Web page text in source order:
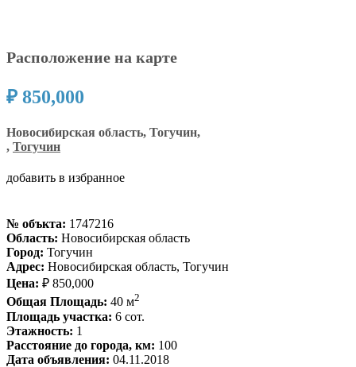
Расположение на карте
₽ 850,000
Новосибирская область, Тогучин,
, Тогучин
добавить в избранное
№ объкта: 1747216
Область: Новосибирская область
Город: Тогучин
Адрес: Новосибирская область, Тогучин
Цена: ₽ 850,000
Общая Площадь: 40 м2
Площадь участка: 6 сот.
Этажность: 1
Расстояние до города, км: 100
Дата объявления: 04.11.2018